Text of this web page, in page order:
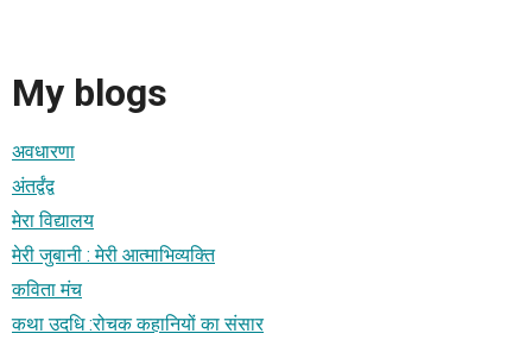
My blogs
अवधारणा
अंतर्द्वंद्व
मेरा विद्यालय
मेरी जुबानी : मेरी आत्माभिव्यक्ति
कविता मंच
कथा उदधि :रोचक कहानियों का संसार